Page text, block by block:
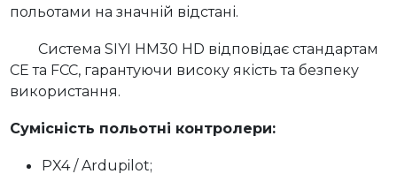
польотами на значній відстані.
Система SIYI HM30 HD відповідає стандартам
CE та FCC, гарантуючи високу якість та безпеку
використання.
Сумісність польотні контролери:
PX4 / Ardupilot;